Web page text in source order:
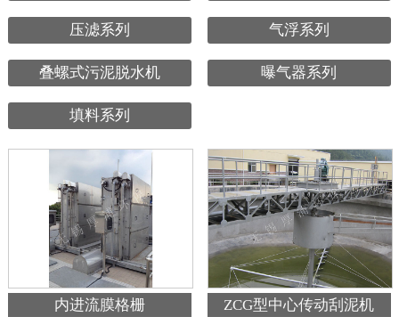
压滤系列 气浮系列
叠螺式污泥脱水机 曝气器系列
填料系列
内进流膜格栅 ZCG型中心传动刮泥机